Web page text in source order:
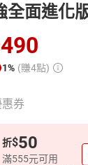
全面進化
490
1% (賺4點)
券
折$50
滿555元可用